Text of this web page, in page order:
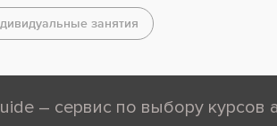
занятия
– сервис по выбору курсов